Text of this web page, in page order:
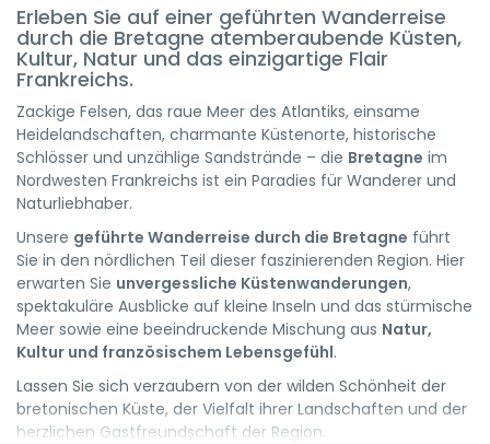
Erleben Sie auf einer geführten Wanderreise
durch die Bretagne atemberaubende Küsten,
Kultur, Natur und das einzigartige Flair
Frankreichs.
Zackige Felsen, das raue Meer des Atlantiks, einsame
Heidelandschaften, charmante Küstenorte, historische
Schlösser und unzählige Sandstrände – die Bretagne im
Nordwesten Frankreichs ist ein Paradies für Wanderer und
Naturliebhaber.
Unsere geführte Wanderreise durch die Bretagne führt
Sie in den nördlichen Teil dieser faszinierenden Region. Hier
erwarten Sie unvergessliche Küstenwanderungen,
spektakuläre Ausblicke auf kleine Inseln und das stürmische
Meer sowie eine beeindruckende Mischung aus Natur,
Kultur und französischem Lebensgefühl.
Lassen Sie sich verzaubern von der wilden Schönheit der
bretonischen Küste, der Vielfalt ihrer Landschaften und der
herzlichen Gastfreundschaft der Region.